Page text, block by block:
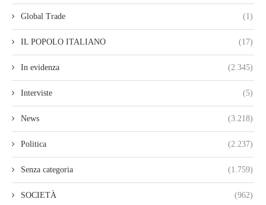
Global Trade (1)
IL POPOLO ITALIANO (17)
In evidenza (2.345)
Interviste (5)
News (3.218)
Politica (2.237)
Senza categoria (1.759)
SOCIETÀ (962)